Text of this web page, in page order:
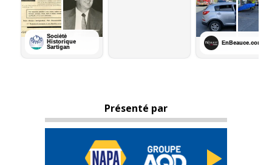
Présenté par